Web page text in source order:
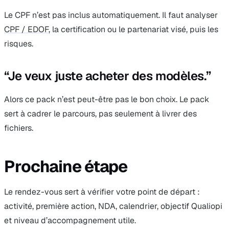
Le CPF n’est pas inclus automatiquement. Il faut analyser
CPF / EDOF, la certification ou le partenariat visé, puis les
risques.
“Je veux juste acheter des modèles.”
Alors ce pack n’est peut-être pas le bon choix. Le pack
sert à cadrer le parcours, pas seulement à livrer des
fichiers.
Prochaine étape
Le rendez-vous sert à vérifier votre point de départ :
activité, première action, NDA, calendrier, objectif Qualiopi
et niveau d’accompagnement utile.